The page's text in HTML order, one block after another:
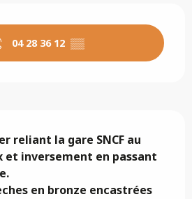
04 28 36 12 ▒▒
reliant la gare SNCF au
et inversement en passant
en bronze encastrées